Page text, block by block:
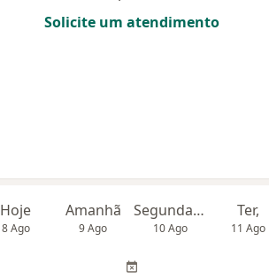
Solicite um atendimento
Hoje
8 Ago
Amanhã
9 Ago
Segunda-feira
10 Ago
Ter,
11 Ago